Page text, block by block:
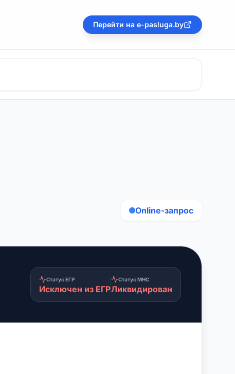
Перейти на e-pasluga.by
Online-запрос
Статус ЕГР
Исключен из ЕГР
Статус МНС
Ликвидирован